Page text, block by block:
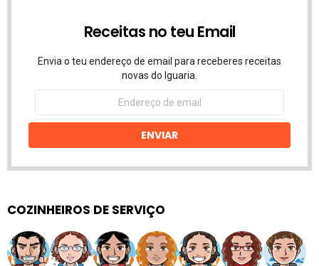
Receitas no teu Email
Envia o teu endereço de email para receberes receitas
novas do Iguaria.
Endereço
email
ENVIAR
COZINHEIROS DE SERVIÇO